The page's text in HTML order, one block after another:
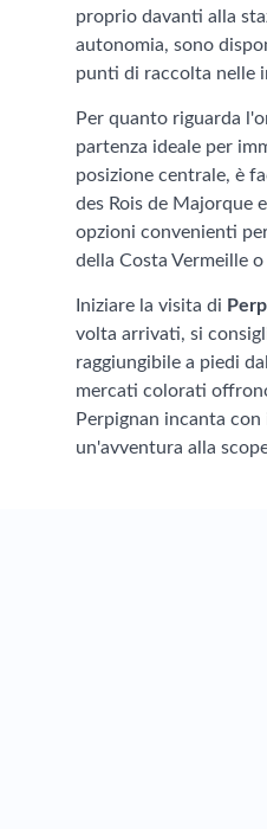
proprio davanti alla
autonomia, sono
punti di raccolta nelle
Per quanto riguarda
partenza ideale per
posizione centrale, è
des Rois de Majorque
opzioni convenienti
della Costa Vermeille
Iniziare la visita di
volta arrivati, si
raggiungibile a piedi
mercati colorati
Perpignan incanta
un'avventura alla